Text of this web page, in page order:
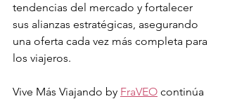
tendencias del mercado y fortalecer
sus alianzas estratégicas, asegurando
una oferta cada vez más completa para
los viajeros.
Vive Más Viajando by FraVEO continúa